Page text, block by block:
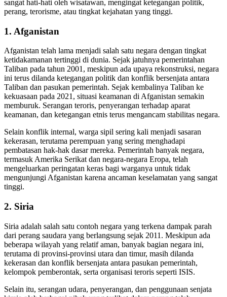
sangat hati-hati oleh wisatawan, mengingat ketegangan politik,
perang, terorisme, atau tingkat kejahatan yang tinggi.
1. Afganistan
Afganistan telah lama menjadi salah satu negara dengan tingkat
ketidakamanan tertinggi di dunia. Sejak jatuhnya pemerintahan
Taliban pada tahun 2001, meskipun ada upaya rekonstruksi, negara
ini terus dilanda ketegangan politik dan konflik bersenjata antara
Taliban dan pasukan pemerintah. Sejak kembalinya Taliban ke
kekuasaan pada 2021, situasi keamanan di Afganistan semakin
memburuk. Serangan teroris, penyerangan terhadap aparat
keamanan, dan ketegangan etnis terus mengancam stabilitas negara.
Selain konflik internal, warga sipil sering kali menjadi sasaran
kekerasan, terutama perempuan yang sering menghadapi
pembatasan hak-hak dasar mereka. Pemerintah banyak negara,
termasuk Amerika Serikat dan negara-negara Eropa, telah
mengeluarkan peringatan keras bagi warganya untuk tidak
mengunjungi Afganistan karena ancaman keselamatan yang sangat
tinggi.
2. Siria
Siria adalah salah satu contoh negara yang terkena dampak parah
dari perang saudara yang berlangsung sejak 2011. Meskipun ada
beberapa wilayah yang relatif aman, banyak bagian negara ini,
terutama di provinsi-provinsi utara dan timur, masih dilanda
kekerasan dan konflik bersenjata antara pasukan pemerintah,
kelompok pemberontak, serta organisasi teroris seperti ISIS.
Selain itu, serangan udara, penyerangan, dan penggunaan senjata